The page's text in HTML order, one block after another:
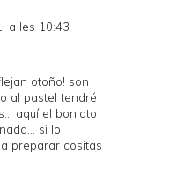
a les 10:43
otoño! son
al pastel tendré
aquí el boniato
si lo
preparar cositas